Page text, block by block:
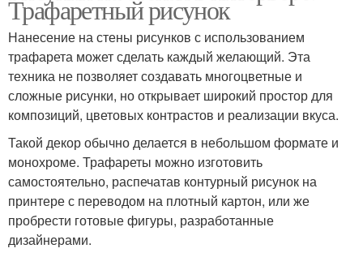
Трафаретный рисунок
Нанесение на стены рисунков с использованием
трафарета может сделать каждый желающий. Эта
техника не позволяет создавать многоцветные и
сложные рисунки, но открывает широкий простор для
композиций, цветовых контрастов и реализации вкуса.
Такой декор обычно делается в небольшом формате и
монохроме. Трафареты можно изготовить
самостоятельно, распечатав контурный рисунок на
принтере с переводом на плотный картон, или же
пробрести готовые фигуры, разработанные
дизайнерами.